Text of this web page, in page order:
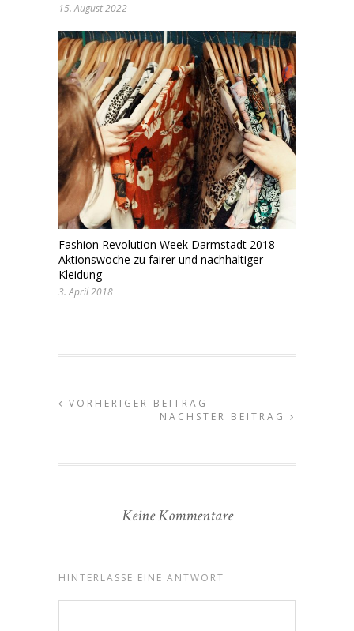
15. August 2022
Fashion Revolution Week Darmstadt 2018 –
Aktionswoche zu fairer und nachhaltiger
Kleidung
3. April 2018
VORHERIGER BEITRAG
NÄCHSTER BEITRAG
Keine Kommentare
HINTERLASSE EINE ANTWORT